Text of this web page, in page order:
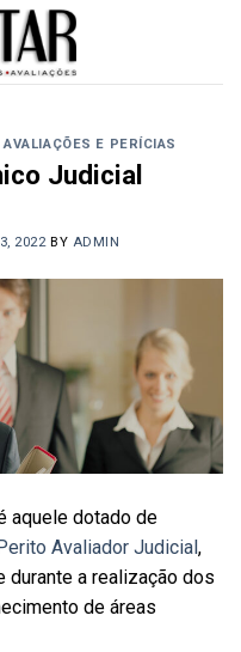
E PERÍCIAS
Judicial
2022 BY ADMIN
aquele dotado de
Avaliador Judicial,
durante a realização dos
de áreas